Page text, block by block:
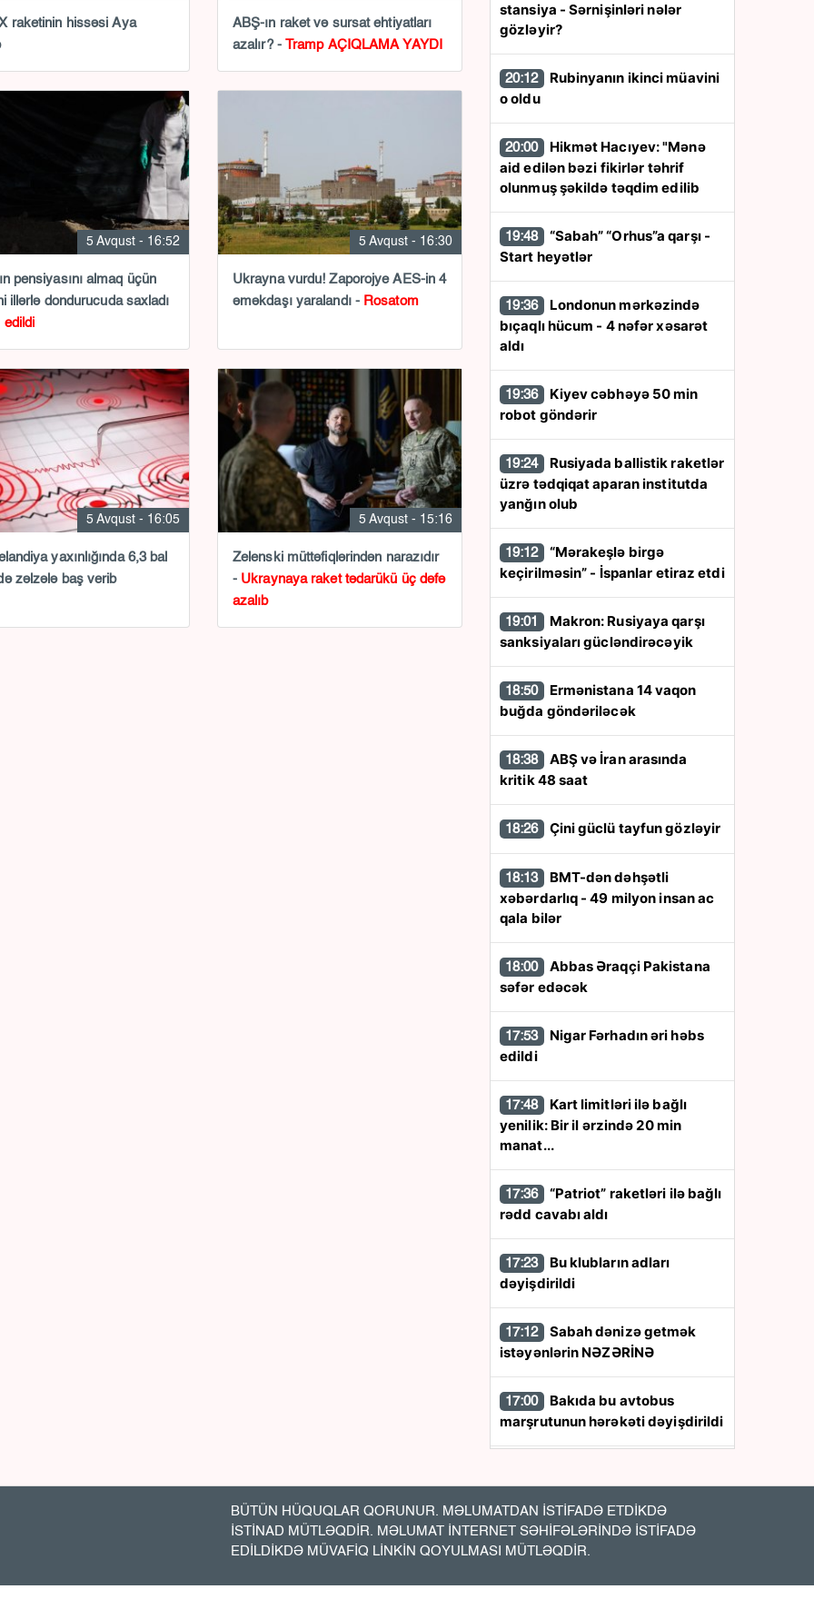
raketinin hissəsi Aya
ABŞ-ın raket və sursat ehtiyatları
azalır? - Tramp AÇIQLAMA YAYDI
5 Avqust - 16:52
pensiyasını almaq üçün
illərlə dondurucuda saxladı
edildi
5 Avqust - 16:30
Ukrayna vurdu! Zaporojye AES-in 4
əməkdaşı yaralandı - Rosatom
5 Avqust - 16:05
yaxınlığında 6,3 bal
zəlzələ baş verib
5 Avqust - 15:16
Zelenski müttəfiqlərindən narazıdır
- Ukraynaya raket tədarükü üç dəfə
azalıb
stansiya - Sərnişinləri nələr
gözləyir?
20:12
o oldu
20:00
aid edilən bəzi fikirlər təhrif
olunmuş şəkildə təqdim edilib
19:48
Start heyətlər
19:36
bıçaqlı hücum - 4 nəfər xəsarət
aldı
19:36
robot göndərir
19:24
üzrə tədqiqat aparan institutda
yanğın olub
19:12
keçirilməsin” - İspanlar etiraz etdi
19:01
sanksiyaları gücləndirəcəyik
18:50
buğda göndəriləcək
18:38
kritik 48 saat
18:26 Çini güclü tayfun gözləyir
18:13
xəbərdarlıq - 49 milyon insan ac
qala bilər
18:00
səfər edəcək
17:53
edildi
17:48
yenilik: Bir il ərzində 20 min
manat...
17:36
rədd cavabı aldı
17:23
dəyişdirildi
17:12
istəyənlərin NƏZƏRİNƏ
17:00
marşrutunun hərəkəti dəyişdirildi
almaq üçün meyitini illərlə
dondurucuda saxladı -Həbs
edildi
BÜTÜN HÜQUQLAR QORUNUR. MƏLUMATDAN İSTİFADƏ ETDİKDƏ
İSTİNAD MÜTLƏQDİR. MƏLUMAT İNTERNET SƏHİFƏLƏRİNDƏ İSTİFADƏ
EDİLDİKDƏ MÜVAFİQ LİNKİN QOYULMASI MÜTLƏQDİR.